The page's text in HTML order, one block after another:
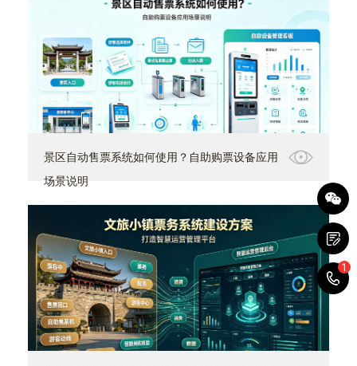
景区自动售票系统如何使用？自助购票设备应用
场景说明
1